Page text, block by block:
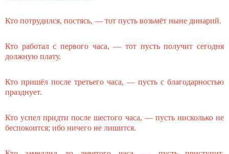
Кто потрудился, постясь, — тот пусть возьмёт ныне динарий.
Кто работал с первого часа, — тот пусть получит сегодня
должную плату.
Кто пришёл после третьего часа, — пусть с благодарностью
празднует.
Кто успел придти после шестого часа, — пусть нисколько не
беспокоится; ибо ничего не лишится.